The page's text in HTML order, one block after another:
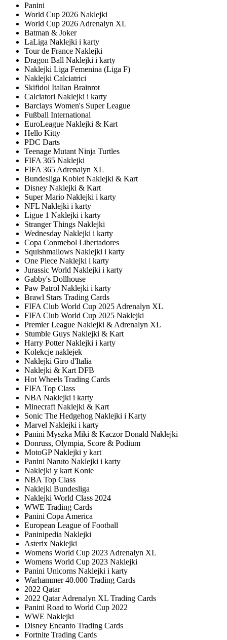
Panini
World Cup 2026 Naklejki
World Cup 2026 Adrenalyn XL
Batman & Joker
LaLiga Naklejki i karty
Tour de France Naklejki
Dragon Ball Naklejki i karty
Naklejki Liga Femenina (Liga F)
Naklejki Calciatrici
Skifidol Italian Brainrot
Calciatori Naklejki i karty
Barclays Women's Super League
Fußball International
EuroLeague Naklejki & Kart
Hello Kitty
PDC Darts
Teenage Mutant Ninja Turtles
FIFA 365 Naklejki
FIFA 365 Adrenalyn XL
Bundesliga Kobiet Naklejki & Kart
Disney Naklejki & Kart
Super Mario Naklejki i karty
NFL Naklejki i karty
Ligue 1 Naklejki i karty
Stranger Things Naklejki
Wednesday Naklejki i karty
Copa Conmebol Libertadores
Squishmallows Naklejki i karty
One Piece Naklejki i karty
Jurassic World Naklejki i karty
Gabby's Dollhouse
Paw Patrol Naklejki i karty
Brawl Stars Trading Cards
FIFA Club World Cup 2025 Adrenalyn XL
FIFA Club World Cup 2025 Naklejki
Premier League Naklejki & Adrenalyn XL
Stumble Guys Naklejki & Kart
Harry Potter Naklejki i karty
Kolekcje naklejek
Naklejki Giro d'Italia
Naklejki & Kart DFB
Hot Wheels Trading Cards
FIFA Top Class
NBA Naklejki i karty
Minecraft Naklejki & Kart
Sonic The Hedgehog Naklejki i Karty
Marvel Naklejki i karty
Panini Myszka Miki & Kaczor Donald Naklejki
Donruss, Olympia, Score & Podium
MotoGP Naklejki y kart
Panini Naruto Naklejki i karty
Naklejki y kart Konie
NBA Top Class
Naklejki Bundesliga
Naklejki World Class 2024
WWE Trading Cards
Panini Copa America
European League of Football
Paninipedia Naklejki
Asterix Naklejki
Womens World Cup 2023 Adrenalyn XL
Womens World Cup 2023 Naklejki
Panini Unicorns Naklejki i karty
Warhammer 40.000 Trading Cards
2022 Qatar
2022 Qatar Adrenalyn XL Trading Cards
Panini Road to World Cup 2022
WWE Naklejki
Disney Encanto Trading Cards
Fortnite Trading Cards